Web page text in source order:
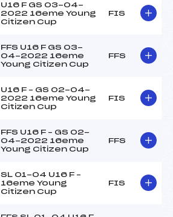
U16 F GS 03-04-
2022 16eme Young
Citizen Cup
FIS
FFS U16 F GS 03-
04-2022 16eme
Young Citizen Cup
FFS
U16 F – GS 02-04-
2022 16eme Young
Citizen Cup
FIS
FFS U16 F – GS 02-
04-2022 16eme
Young Citizen Cup
FFS
SL 01-04 U16 F –
16eme Young
Citizen Cup
FIS